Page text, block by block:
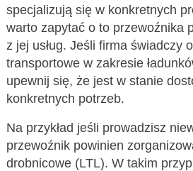
specjalizują się w konkretnych
warto zapytać o to przewoźnika
z jej usług. Jeśli firma świadczy
transportowe w zakresie
upewnij się, że jest w stanie
konkretnych potrzeb.
Na przykład jeśli prowadzisz
przewoźnik powinien
drobnicowe (LTL). W takim